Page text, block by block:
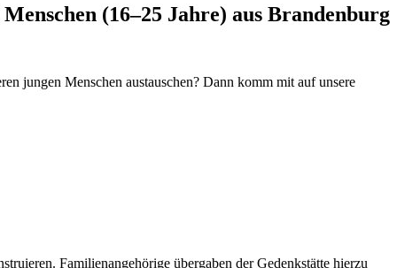
(16–25 Jahre) aus Brandenburg
jungen Menschen austauschen? Dann komm mit auf unsere
Familienangehörige übergaben der Gedenkstätte hierzu